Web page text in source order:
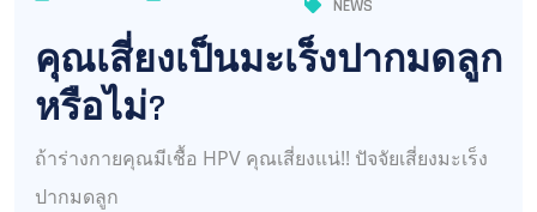
NEWS
คุณเสี่ยงเป็นมะเร็งปากมดลูก
หรือไม่?
ถ้าร่างกายคุณมีเชื้อ HPV คุณเสี่ยงแน่!! ปัจจัยเสี่ยงมะเร็ง
ปากมดลูก